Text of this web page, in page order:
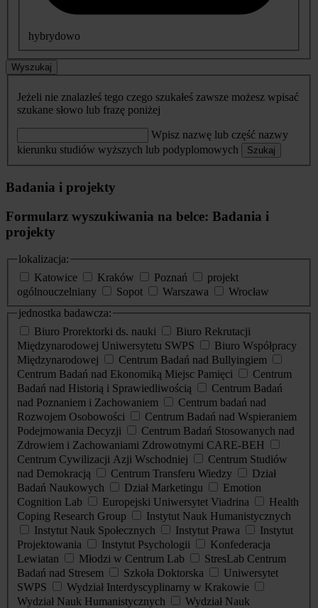
hybrydowo
Wyszukaj
Jeżeli nie znalazłeś tego czego szukałeś zawsze możesz wpisać
szukane słowo lub frazę poniżej
Wpisz nazwę lub część nazwy
kierunku studiów wyższych lub podyplomowych
Szukaj
Badania i projekty
Formularz wyszukiwania na belce: Badania i
projekty
lokalizacja:
Katowice
Kraków Poznań
projekt
ogólnouczelniany
Sopot Warszawa
Wrocław
jednostka badawcza:
Biuro Prorektorki ds. nauki
Biuro Rekrutacji
Międzynarodowej Uniwersytetu SWPS
Biuro Współpracy
Międzynarodowej
Centrum Badań nad Bullyingiem
Centrum Badań nad Ekonomiką Miejsc Pamięci
Centrum
Badań nad Historią i Sprawiedliwością
Centrum Badań
nad Poznaniem i Zachowaniem
Centrum badań nad
Rozwojem Osobowości
Centrum Badań nad Wspieraniem
Podejmowania Decyzji
Centrum Badań Stosowanych nad
Zdrowiem i Zachowaniami Zdrowotnymi CARE-BEH
Centrum Cywilizacji Azji Wschodniej
Centrum Studiów
nad Demokracją
Centrum Transferu Wiedzy
Dział
Badań Naukowych
Dział Marketingu
Emotion
Cognition Lab
Europejski Uniwersytet Viadrina
Health
Coping Research Group
Instytut Nauk Humanistycznych
Instytut Nauk Społecznych
Instytut Prawa
Instytut
Projektowania
Instytut Psychologii
Konfederacja
Lewiatan
Młodzi w Centrum Lab
StresLab Centrum
Badań nad Stresem
Szkoła Doktorska
Uniwersytet
SWPS
Wydział Interdyscyplinarny w Krakowie
Wydział Nauk Humanistycznych
Wydział Nauk